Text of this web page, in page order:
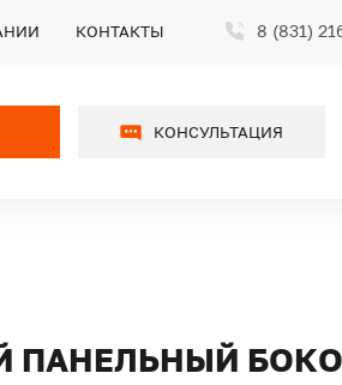
КОНТАКТЫ 8 (831)
КОНСУЛЬТАЦИЯ
ПАНЕЛЬНЫЙ